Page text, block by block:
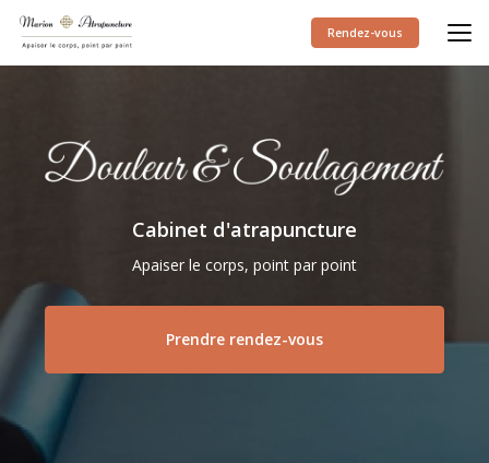
Aller
contenu
principal
Rendez-vous
Cabinet d'atrapuncture
Apaiser le corps, point par point
Prendre rendez-vous